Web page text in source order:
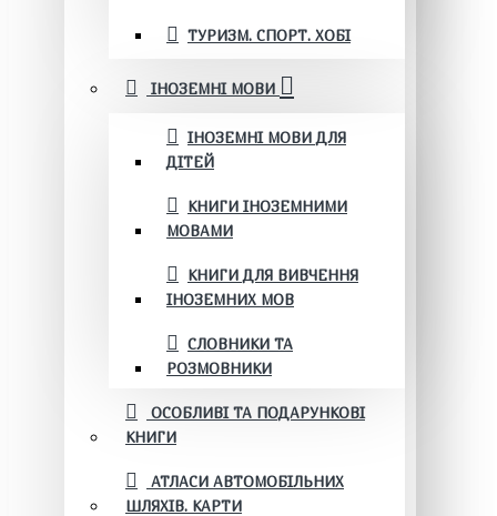
ТУРИЗМ. СПОРТ. ХОБІ
ІНОЗЕМНІ МОВИ
ІНОЗЕМНІ МОВИ ДЛЯ
ДІТЕЙ
КНИГИ ІНОЗЕМНИМИ
МОВАМИ
КНИГИ ДЛЯ ВИВЧЕННЯ
ІНОЗЕМНИХ МОВ
СЛОВНИКИ ТА
РОЗМОВНИКИ
ОСОБЛИВІ ТА ПОДАРУНКОВІ
КНИГИ
АТЛАСИ АВТОМОБІЛЬНИХ
ШЛЯХІВ. КАРТИ